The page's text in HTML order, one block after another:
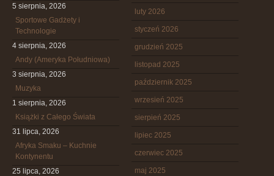
5 sierpnia, 2026
Sportowe Gadżety i
Technologie
4 sierpnia, 2026
Andy (Ameryka Południowa)
3 sierpnia, 2026
Muzyka
1 sierpnia, 2026
Książki z Całego Świata
31 lipca, 2026
Afryka Smaku – Kuchnie
Kontynentu
25 lipca, 2026
luty 2026
styczeń 2026
grudzień 2025
listopad 2025
październik 2025
wrzesień 2025
sierpień 2025
lipiec 2025
czerwiec 2025
maj 2025